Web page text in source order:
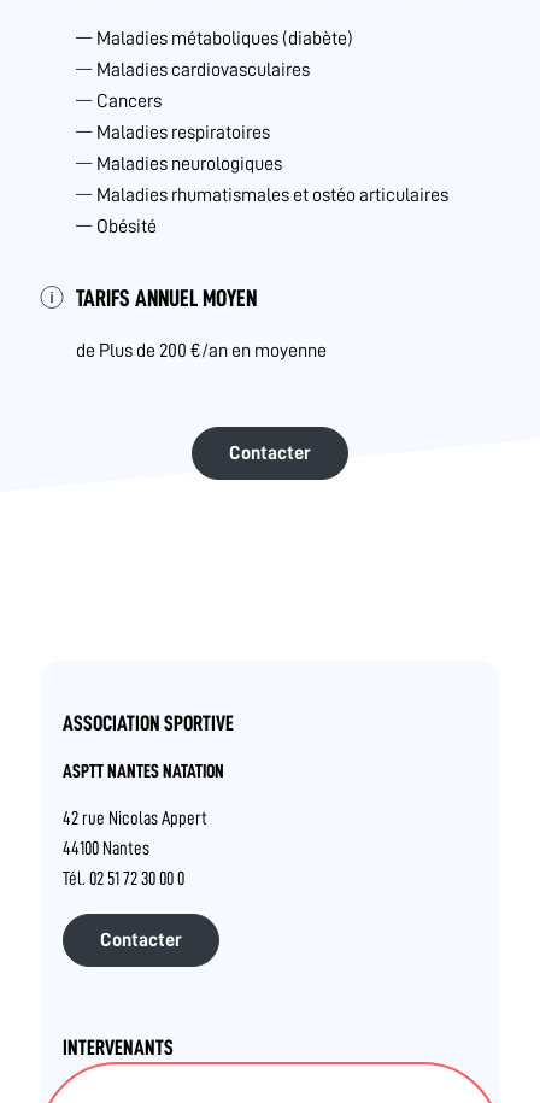
Maladies métaboliques (diabète)
Maladies cardiovasculaires
Cancers
Maladies respiratoires
Maladies neurologiques
Maladies rhumatismales et ostéo articulaires
Obésité
TARIFS ANNUEL MOYEN
de Plus de 200 €/an en moyenne
Contacter
ASSOCIATION SPORTIVE
ASPTT NANTES NATATION
42 rue Nicolas Appert
44100 Nantes
Tél. 02 51 72 30 00 0
Contacter
INTERVENANTS